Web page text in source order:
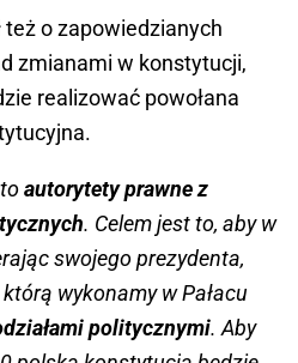
też o zapowiedzianych
zmianami w konstytucji,
realizować powołana
autorytety prawne z
. Celem jest to, aby w
swojego prezydenta,
wykonamy w Pałacu
politycznymi. Aby